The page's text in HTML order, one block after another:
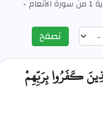
تفسير القرآن العظيم بأسلوب منهجي سهل و عبارة مفهومة, تفسير الآية 1 من سورة الأنعام -
تصفح
كَفَرُوا بِرَبِّهِمْ